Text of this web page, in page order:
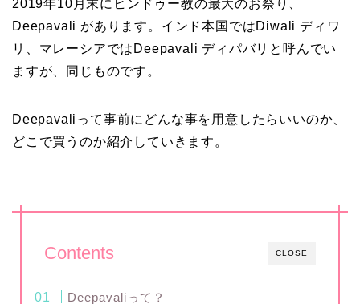
2019年10月末にヒンドゥー教の最大のお祭り、
Deepavali があります。インド本国ではDiwali ディワ
リ、マレーシアではDeepavali ディパバリと呼んでい
ますが、同じものです。
Deepavaliって事前にどんな事を用意したらいいのか、
どこで買うのか紹介していきます。
CLOSE
Contents
Deepavaliって？